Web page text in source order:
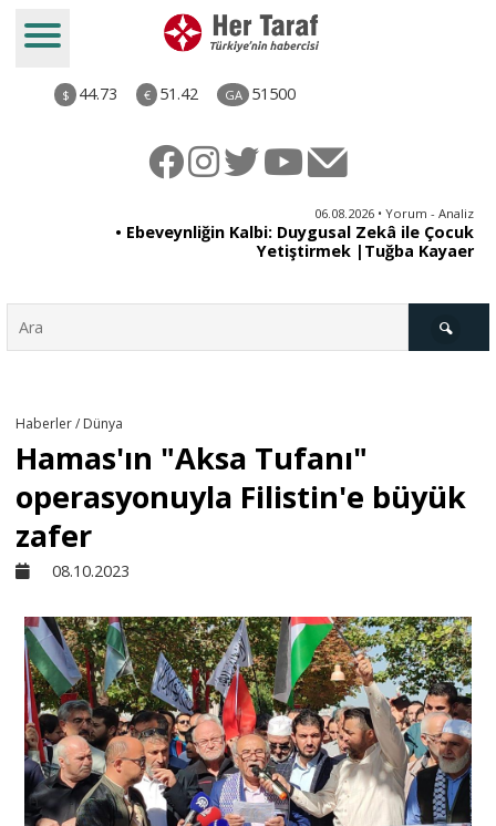
$ 44.73 € 51.42 GA 51500
06.08.2026 • Yorum - Analiz
• Ebeveynliğin Kalbi: Duygusal Zekâ ile Çocuk
Yetiştirmek |Tuğba Kayaer
Derkenar
Kültür - Sanat
Ekonomi
Dünya
Haberler / Dünya
Hamas'ın "Aksa Tufanı"
operasyonuyla Filistin'e büyük
zafer
08.10.2023